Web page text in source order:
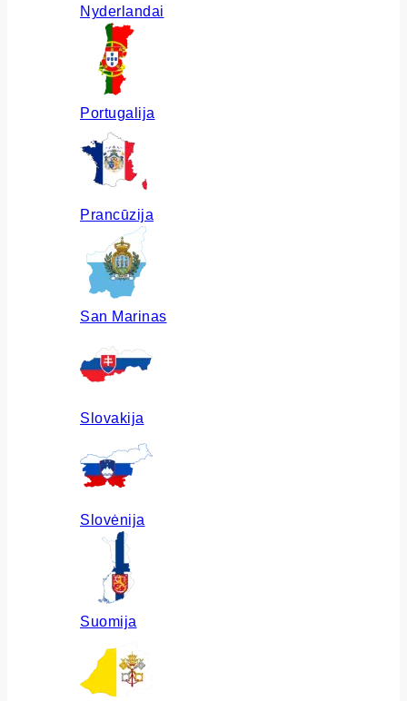
Nyderlandai
Portugalija
Prancūzija
San Marinas
Slovakija
Slovėnija
Suomija